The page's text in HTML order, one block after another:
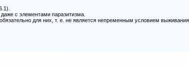
с элементами паразитизма.
для них, т. е. не является непременным условием